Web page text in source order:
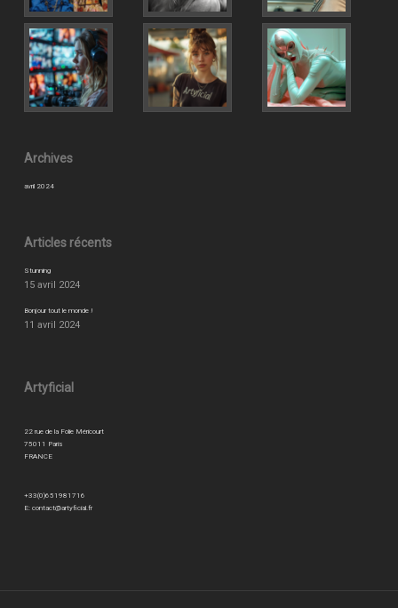
Archives
avril 2024
Articles récents
Stunning
15 avril 2024
Bonjour tout le monde !
11 avril 2024
Artyficial
22 rue de la Folie Méricourt
75011 Paris
FRANCE
+33(0)651981716
E: contact@artyficial.fr